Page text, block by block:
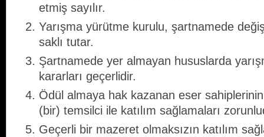
etmiş sayılır.
Yarışma yürütme kurulu, şartnamede
saklı tutar.
Şartnamede yer almayan hususlarda
kararları geçerlidir.
Ödül almaya hak kazanan eser
(bir) temsilci ile katılım sağlamaları
Geçerli bir mazeret olmaksızın katılım